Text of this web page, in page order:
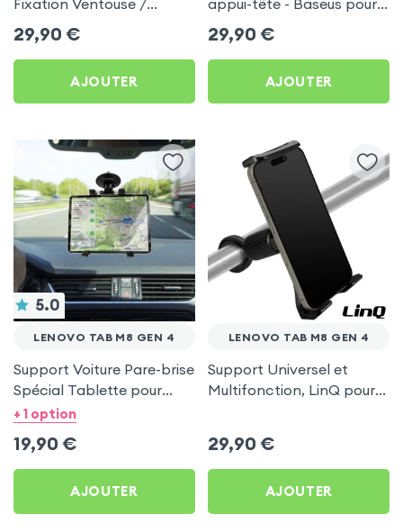
Fixation Ventouse /
Appuie Tête , 2 en 1 - Noir
pour Lenovo Tab M8 Gen
4
29,90 €
AJOUTER
appui-tête - Baseus pour
Lenovo Tab M8 Gen 4
29,90 €
AJOUTER
5.0
LENOVO TAB M8 GEN 4
Support Voiture Pare-brise
Spécial Tablette pour
Lenovo Tab M8 Gen 4
+ 1 option
19,90 €
AJOUTER
LENOVO TAB M8 GEN 4
Support Universel et
Multifonction, LinQ pour
29,90 €
AJOUTER